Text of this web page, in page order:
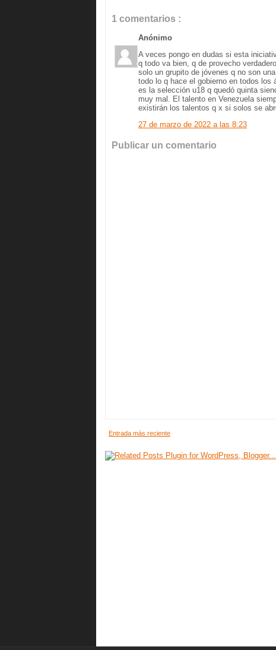
1 comentarios :
Anónimo
A veces pongo en dudas si esta
q todo va bien, q de provecho
solo un grupito de jóvenes q no son
todo lo q hace el gobierno en todos
es la selección u18 q quedó quinta
muy mal. El talento en Venezuela
existirán los talentos q x si solos se
27 de marzo de 2022 a las 8:23
Publicar un comentario
Entrada más reciente